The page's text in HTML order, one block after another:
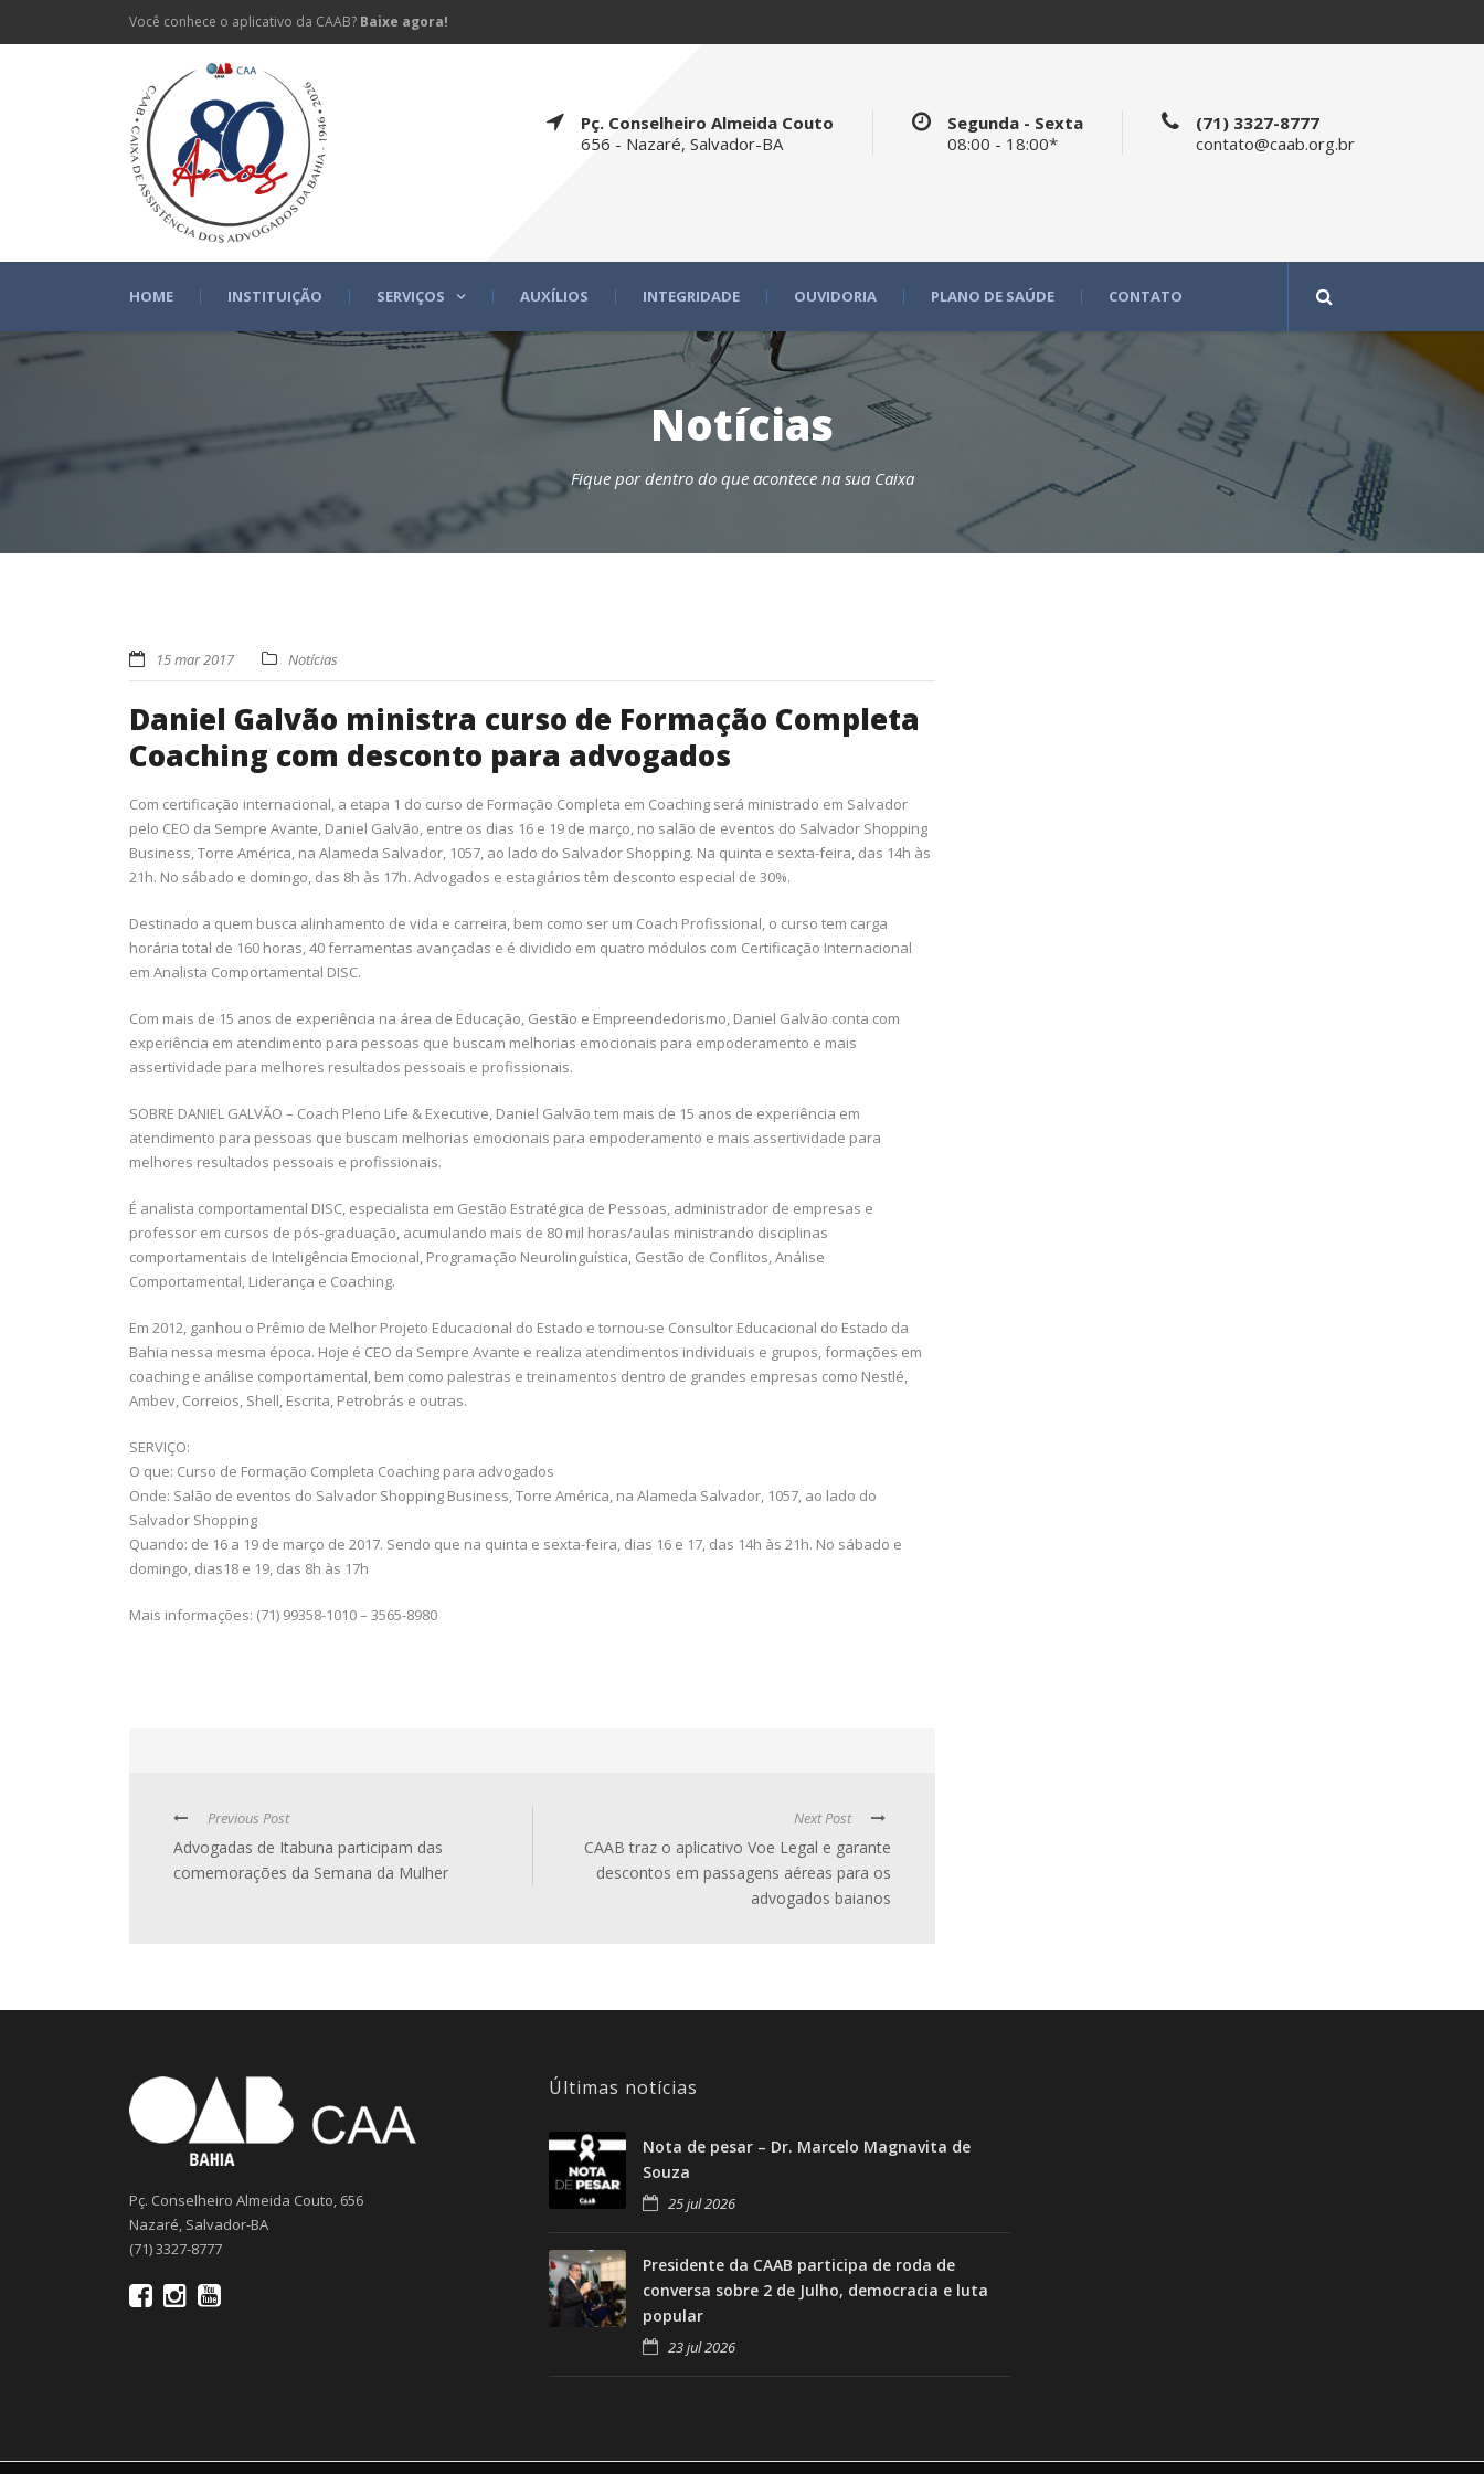
Você conhece o aplicativo da CAAB? Baixe agora!
Pç. Conselheiro Almeida Couto
656 - Nazaré, Salvador-BA
Segunda - Sexta
08:00 - 18:00*
(71) 3327-8777
contato@caab.org.br
HOME INSTITUIÇÃO SERVIÇOS AUXÍLIOS INTEGRIDADE OUVIDORIA PLANO DE SAÚDE CONTATO
Notícias
Fique por dentro do que acontece na sua Caixa
15 mar 2017 Notícias
Daniel Galvão ministra curso de Formação Completa
Coaching com desconto para advogados
Com certificação internacional, a etapa 1 do curso de Formação Completa em Coaching será ministrado em Salvador
pelo CEO da Sempre Avante, Daniel Galvão, entre os dias 16 e 19 de março, no salão de eventos do Salvador Shopping
Business, Torre América, na Alameda Salvador, 1057, ao lado do Salvador Shopping. Na quinta e sexta-feira, das 14h às
21h. No sábado e domingo, das 8h às 17h. Advogados e estagiários têm desconto especial de 30%.
Destinado a quem busca alinhamento de vida e carreira, bem como ser um Coach Profissional, o curso tem carga
horária total de 160 horas, 40 ferramentas avançadas e é dividido em quatro módulos com Certificação Internacional
em Analista Comportamental DISC.
Com mais de 15 anos de experiência na área de Educação, Gestão e Empreendedorismo, Daniel Galvão conta com
experiência em atendimento para pessoas que buscam melhorias emocionais para empoderamento e mais
assertividade para melhores resultados pessoais e profissionais.
SOBRE DANIEL GALVÃO – Coach Pleno Life & Executive, Daniel Galvão tem mais de 15 anos de experiência em
atendimento para pessoas que buscam melhorias emocionais para empoderamento e mais assertividade para
melhores resultados pessoais e profissionais.
É analista comportamental DISC, especialista em Gestão Estratégica de Pessoas, administrador de empresas e
professor em cursos de pós-graduação, acumulando mais de 80 mil horas/aulas ministrando disciplinas
comportamentais de Inteligência Emocional, Programação Neurolinguística, Gestão de Conflitos, Análise
Comportamental, Liderança e Coaching.
Em 2012, ganhou o Prêmio de Melhor Projeto Educacional do Estado e tornou-se Consultor Educacional do Estado da
Bahia nessa mesma época. Hoje é CEO da Sempre Avante e realiza atendimentos individuais e grupos, formações em
coaching e análise comportamental, bem como palestras e treinamentos dentro de grandes empresas como Nestlé,
Ambev, Correios, Shell, Escrita, Petrobrás e outras.
SERVIÇO:
O que: Curso de Formação Completa Coaching para advogados
Onde: Salão de eventos do Salvador Shopping Business, Torre América, na Alameda Salvador, 1057, ao lado do
Salvador Shopping
Quando: de 16 a 19 de março de 2017. Sendo que na quinta e sexta-feira, dias 16 e 17, das 14h às 21h. No sábado e
domingo, dias18 e 19, das 8h às 17h
Mais informações: (71) 99358-1010 – 3565-8980
Previous Post
Advogadas de Itabuna participam das
comemorações da Semana da Mulher
Next Post
CAAB traz o aplicativo Voe Legal e garante
descontos em passagens aéreas para os
advogados baianos
Pç. Conselheiro Almeida Couto, 656
Nazaré, Salvador-BA
(71) 3327-8777
Últimas notícias
Nota de pesar – Dr. Marcelo Magnavita de
Souza
25 jul 2026
Presidente da CAAB participa de roda de
conversa sobre 2 de Julho, democracia e luta
popular
23 jul 2026